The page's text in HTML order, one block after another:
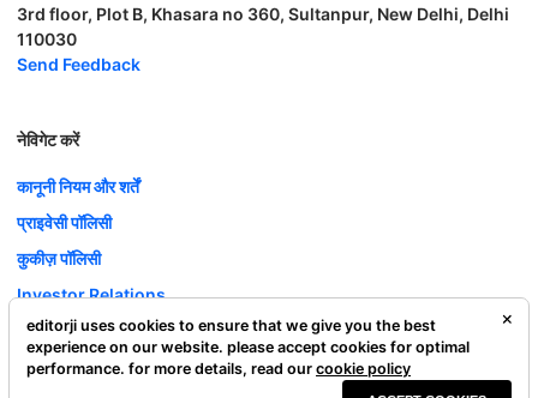
3rd floor, Plot B, Khasara no 360, Sultanpur, New Delhi, Delhi
110030
Send Feedback
नेविगेट करें
कानूनी नियम और शर्तें
प्राइवेसी पॉलिसी
कुकीज़ पॉलिसी
Investor Relations
करियर
Complaint Redressal
editorji uses cookies to ensure that we give you the best
experience on our website. please accept cookies for optimal
performance. for more details, read our cookie policy